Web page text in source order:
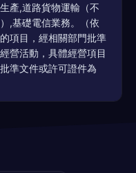
產,道路貨物運輸（不
,基礎電信業務。（依
項目，經相關部門批準
營活動，具體經營項目
準文件或許可證件為